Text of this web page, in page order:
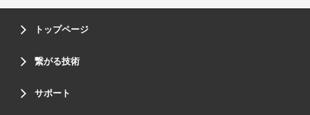
トップページ
繋がる技術
サポート